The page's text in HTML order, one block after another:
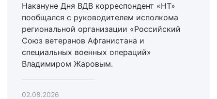
Накануне Дня ВДВ корреспондент «НТ»
пообщался с руководителем исполкома
региональной организации «Российский
Союз ветеранов Афганистана и
специальных военных операций»
Владимиром Жаровым.
02.08.2026